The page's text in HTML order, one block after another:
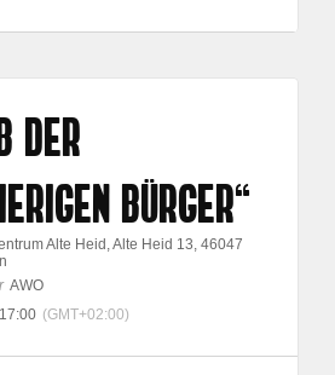
DER
BÜRGER“
Alte Heid , Alte Heid 13, 46047
AWO
(GMT+02:00)